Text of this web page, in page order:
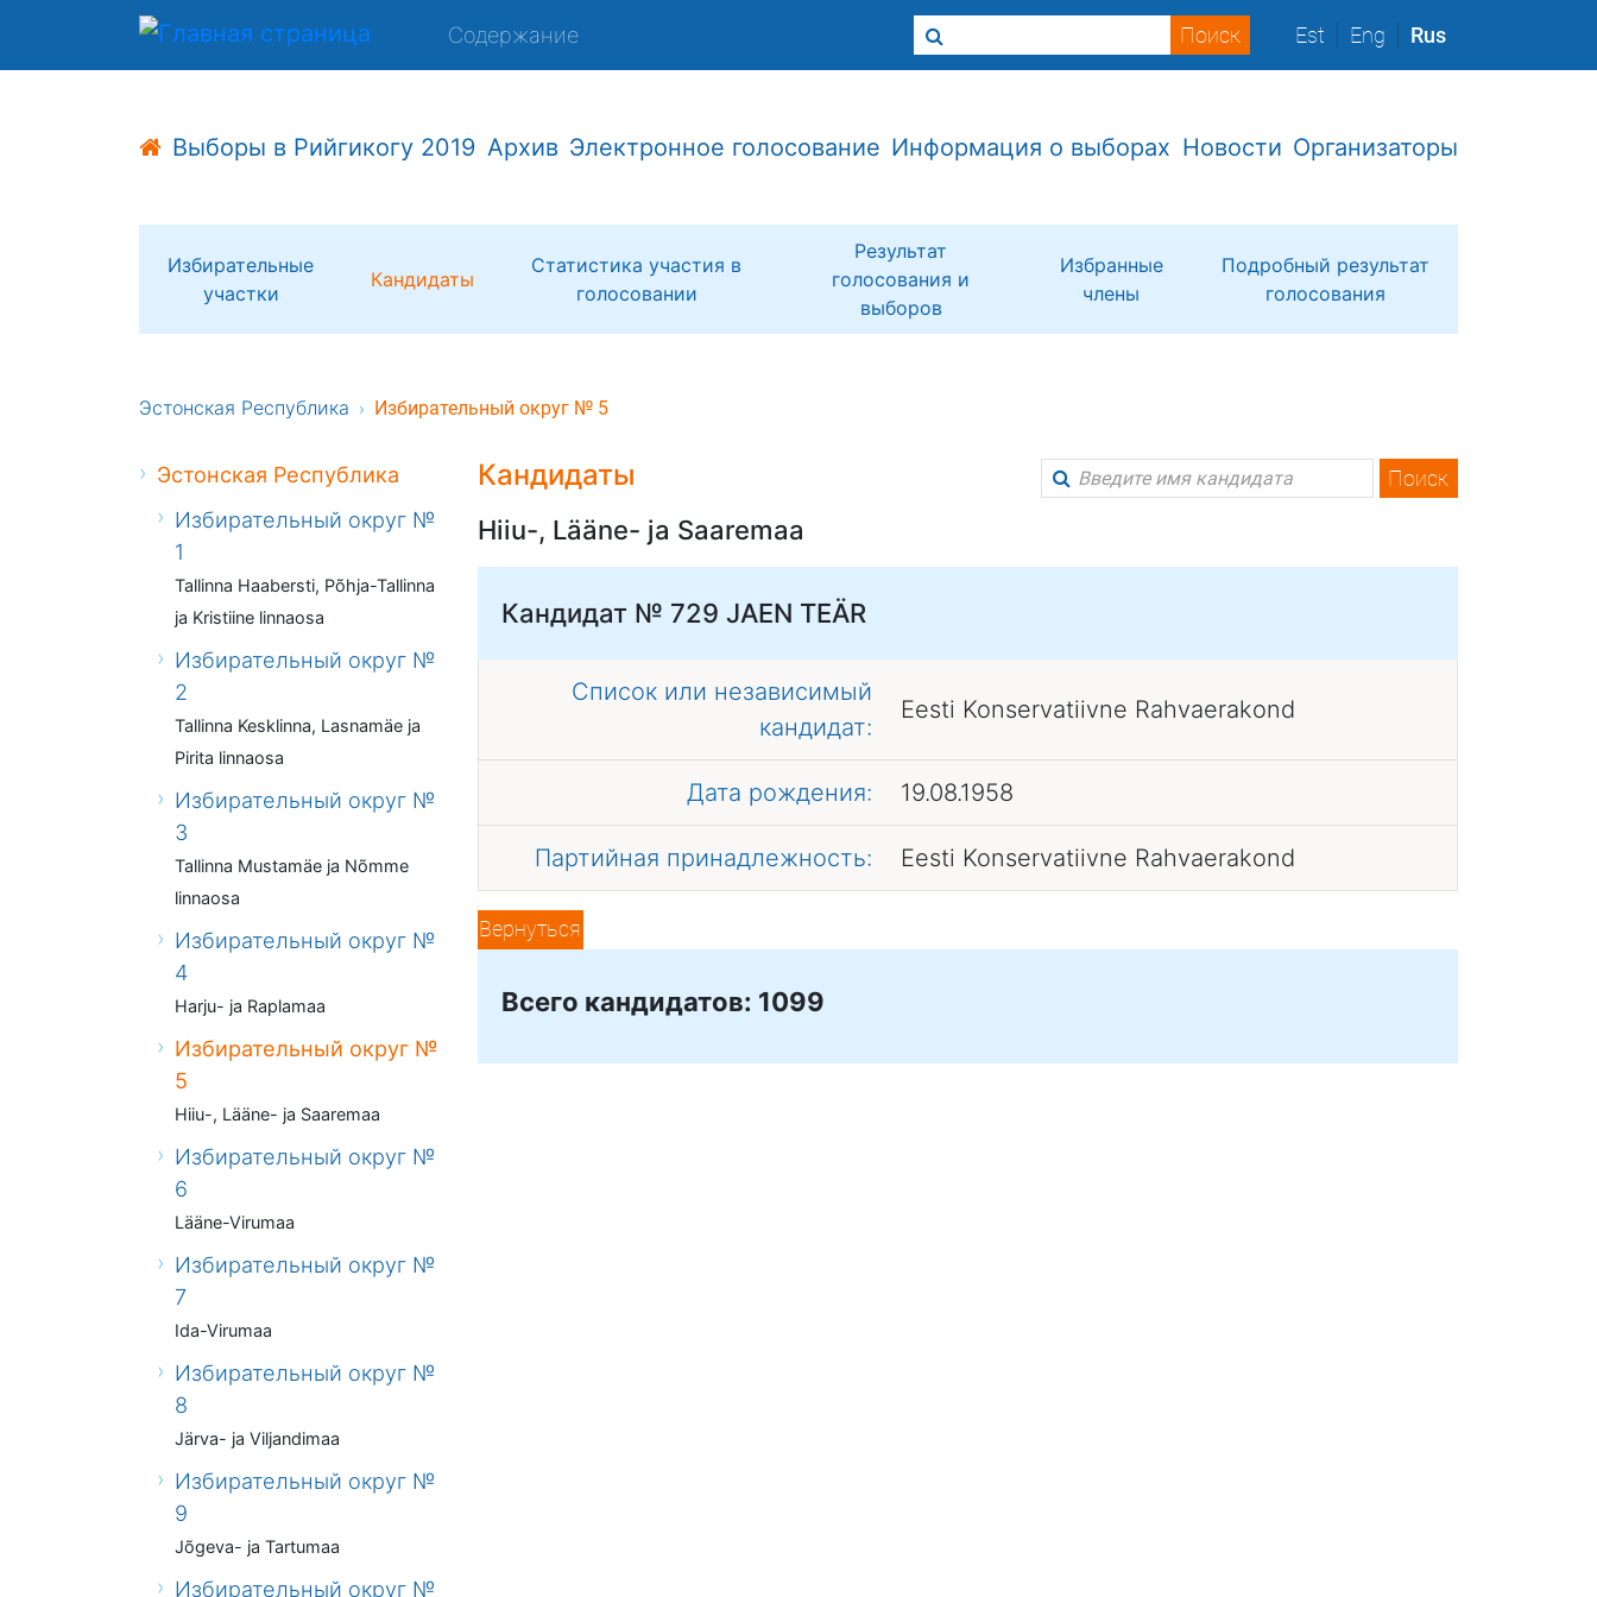
Содержание Est Eng Rus
Выборы в Рийгикогу 2019 Архив Электронное голосование Информация о выборах Новости Организаторы
Избирательные
участки
Кандидаты
Статистика участия в
голосовании
Результат
голосования и
выборов
Избранные
члены
Подробный результат
голосования
Эстонская Республика Избирательный округ № 5
Эстонская Республика
Избирательный округ №
1
Tallinna Haabersti, Põhja-Tallinna
ja Kristiine linnaosa
Избирательный округ №
2
Tallinna Kesklinna, Lasnamäe ja
Pirita linnaosa
Избирательный округ №
3
Tallinna Mustamäe ja Nõmme
linnaosa
Избирательный округ №
4
Harju- ja Raplamaa
Избирательный округ №
5
Hiiu-, Lääne- ja Saaremaa
Избирательный округ №
6
Lääne-Virumaa
Избирательный округ №
7
Ida-Virumaa
Избирательный округ №
8
Järva- ja Viljandimaa
Избирательный округ №
9
Jõgeva- ja Tartumaa
Избирательный округ №
Кандидаты Поиск
Hiiu-, Lääne- ja Saaremaa
Кандидат № 729 JAEN TEÄR
Список или независимый
кандидат:
Eesti Konservatiivne Rahvaerakond
Дата рождения: 19.08.1958
Партийная принадлежность: Eesti Konservatiivne Rahvaerakond
Вернуться
Всего кандидатов: 1099